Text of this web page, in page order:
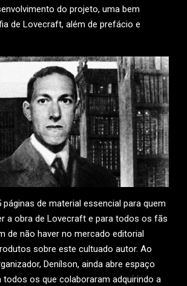
do projeto, uma bem
de Lovecraft, além de prefácio e
de material essencial para quem
a obra de Lovecraft e para todos os fãs
de não haver no mercado editorial
sobre este cultuado autor. Ao
Denílson, ainda abre espaço
todos os que colaboraram adquirindo a